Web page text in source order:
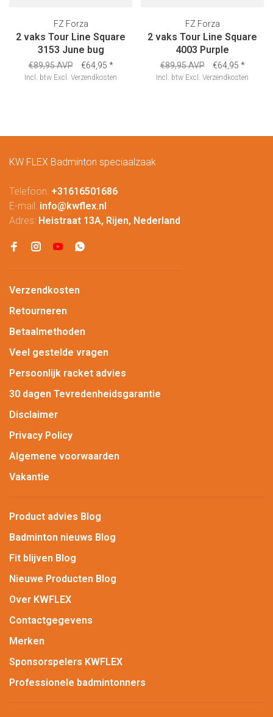
FZ Forza
2 vaks Tour Line Square
3153 June bug
€89,95 AVP €64,95 *
Incl. btw Excl. Verzendkosten
FZ Forza
2 vaks Tour Line Square
4003 Purple
€89,95 AVP €64,95 *
Incl. btw Excl. Verzendkosten
KW FLEX Badminton speciaalzaak
Telefoon: +31616501686
E-mail: info@kwflex.nl
Adres: Heistraat 13A, Rijen, Nederland
Verzendkosten
Retourneren
Betaalmethoden
Veel gestelde vragen
Persoonlijk racket advies
30 dagen Tevredenheidsgarantie
Disclaimer
Privacy Policy
Algemene voorwaarden
Vakantie
Product advies Blog
Badminton nieuws Blog
Fit blijven Blog
Nieuwe Producten Blog
Over KWFLEX
Contactgegevens
Merken
Sponsorspelers KWFLEX
Professionele badmintonners